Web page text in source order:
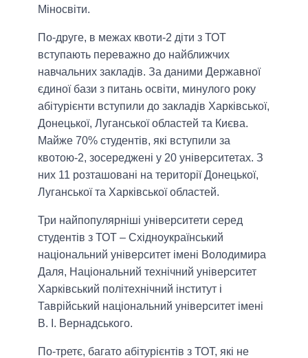
Міносвіти.
По-друге, в межах квоти-2 діти з ТОТ
вступають переважно до найближчих
навчальних закладів. За даними Державної
єдиної бази з питань освіти, минулого року
абітурієнти вступили до закладів Харківської,
Донецької, Луганської областей та Києва.
Майже 70% студентів, які вступили за
квотою-2, зосереджені у 20 університетах. З
них 11 розташовані на території Донецької,
Луганської та Харківської областей.
Три найпопулярніші університети серед
студентів з ТОТ – Східноукраїнський
національний університет імені Володимира
Даля, Національний технічний університет
Харківський політехнічний інститут і
Таврійський національний університет імені
В. І. Вернадського.
По-третє, багато абітурієнтів з ТОТ, які не